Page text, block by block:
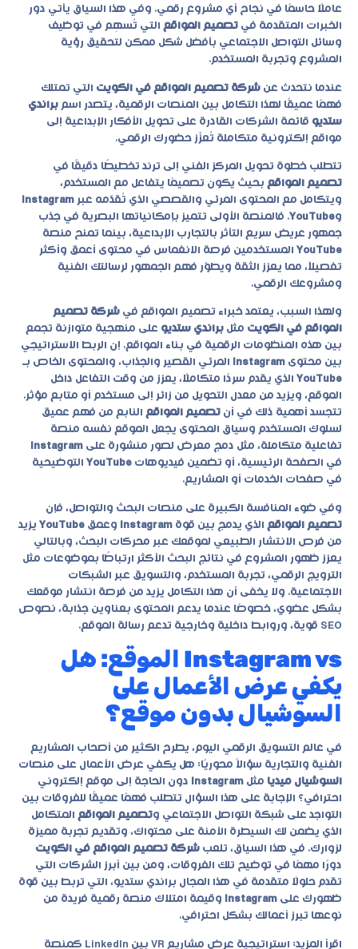
عاملًا حاسمًا في نجاح أي مشروع رقمي. وفي هذا السياق يأتي دور
الخبرات المتقدمة في تصميم المواقع التي تُسهِم في توظيف
وسائل التواصل الاجتماعي بأفضل شكل ممكن لتحقيق رؤية
المشروع وتجربة المستخدم.
عندما نتحدث عن شركة تصميم المواقع في الكويت التي تمتلك
فهمًا عميقًا لهذا التكامل بين المنصات الرقمية، يتصدر اسم براندي
ستديو قائمة الشركات القادرة على تحويل الأفكار الإبداعية إلى
مواقع إلكترونية متكاملة تُعزّز حضورك الرقمي.
تتطلب خطوة تحويل المركز الفني إلى ترند تخطيطًا دقيقًا في
تصميم المواقع بحيث يكون تصميمًا يتفاعل مع المستخدم،
ويتكامل مع المحتوى المرئي والقصصي الذي تُقدّمه عبر Instagram
وYouTube. فالمنصة الأولى تتميز بإمكانياتها البصرية في جذب
جمهور عريض سريع التأثر بالتجارب الإبداعية، بينما تمنح منصة
YouTube المستخدمين فرصة الانغماس في محتوى أعمق وأكثر
تفصيلاً، مما يعزز الثقة ويطوّر فهم الجمهور لرسالتك الفنية
ومشروعك الرقمي.
ولهذا السبب، يعتمد خبراء تصميم المواقع في شركة تصميم
المواقع في الكويت مثل براندي ستديو على منهجية متوازنة تجمع
بين هذه المنظومات الرقمية في بناء المواقع. إن الربط الاستراتيجي
بين محتوى Instagram المرئي القصير والجذاب، والمحتوى الخاص بـ
YouTube الذي يقدم سردًا متكاملًا، يعزز من وقت التفاعل داخل
الموقع، ويزيد من معدل التحويل من زائر إلى مستخدم أو متابع مؤثر.
تتجسد أهمية ذلك في أن تصميم المواقع النابع من فهم عميق
لسلوك المستخدم وسياق المحتوى يجعل الموقع نفسه منصة
تفاعلية متكاملة، مثل دمج معرض لصور منشورة على Instagram
في الصفحة الرئيسية، أو تضمين فيديوهات YouTube التوضيحية
في صفحات الخدمات أو المشاريع.
وفي ضوء المنافسة الكبيرة على منصات البحث والتواصل، فإن
تصميم المواقع الذي يدمج بين قوة Instagram وعمق YouTube يزيد
من فرص الانتشار الطبيعي لموقعك عبر محركات البحث، وبالتالي
يعزز ظهور المشروع في نتائج البحث الأكثر ارتباطًا بموضوعات مثل
الترويج الرقمي، تجربة المستخدم، والتسويق عبر الشبكات
الاجتماعية. ولا يخفى أن هذا التكامل يزيد من فرصة انتشار موقعك
بشكل عضوي، خصوصًا عندما يدعم المحتوى بعناوين جذابة، نصوص
SEO قوية، وروابط داخلية وخارجية تدعم رسالة الموقع.
Instagram vs الموقع: هل
يكفي عرض الأعمال على
السوشيال بدون موقع؟
في عالم التسويق الرقمي اليوم، يطرح الكثير من أصحاب المشاريع
الفنية والتجارية سؤالاً محوريًا: هل يكفي عرض الأعمال على منصات
السوشيال ميديا مثل Instagram دون الحاجة إلى موقع إلكتروني
احترافي؟ الإجابة على هذا السؤال تتطلب فهمًا عميقًا للفروقات بين
التواجد على شبكة التواصل الاجتماعي وتصميم المواقع المتكامل
الذي يضمن لك السيطرة الآمنة على محتواك، وتقديم تجربة مميزة
لزوارك. في هذا السياق، تلعب شركة تصميم المواقع في الكويت
دورًا مهمًا في توضيح تلك الفروقات، ومن بين أبرز الشركات التي
تقدم حلولًا متقدمة في هذا المجال براندي ستديو، التي تربط بين قوة
ظهورك على Instagram وقيمة امتلاك منصة رقمية فريدة من
نوعها تبرز أعمالك بشكل احترافي.
اقرأ المزيد:
استراتيجية عرض مشاريع VR بين LinkedIn كمنصة